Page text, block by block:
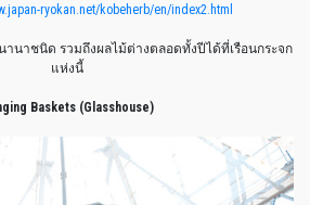
ryokan.net/kobeherb/en/index2.html
นาชนิด รวมถึงผลไม้ต่างตลอดทั้งปีได้ที่เรือนกระจก
แห่งนี้
Baskets (Glasshouse)